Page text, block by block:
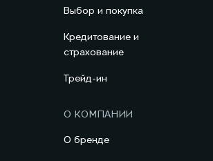
Выбор и покупка
Кредитование и
страхование
Трейд-ин
О КОМПАНИИ
О бренде